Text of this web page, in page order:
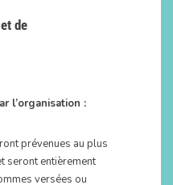
de
l’organisation :
prévenues au plus
seront entièrement
versées ou